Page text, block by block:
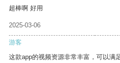
超棒啊 好用
2025-03-06
游客
这款app的视频资源非常丰富，可以满